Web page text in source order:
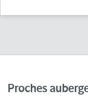
Proches